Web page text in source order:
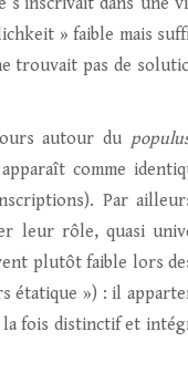
» faible mais
trouvait pas de
autour du
comme
Par
leur rôle, quasi
plutôt faible lors
étatique ») : il
fois distinctif et